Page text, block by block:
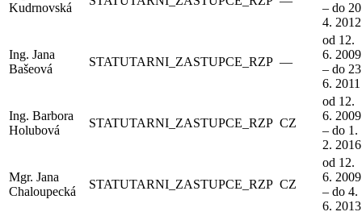
Kudrnovská
– do
4. 2012
Ing. Jana
Bašeová
STATUTARNI_ZASTUPCE_RZP —
od 12.
6. 2009
– do
6. 2011
Ing. Barbora
Holubová
STATUTARNI_ZASTUPCE_RZP CZ
od 12.
6. 2009
– do 1.
2. 2016
Mgr. Jana
Chaloupecká
STATUTARNI_ZASTUPCE_RZP CZ
od 12.
6. 2009
– do 4.
6. 2013